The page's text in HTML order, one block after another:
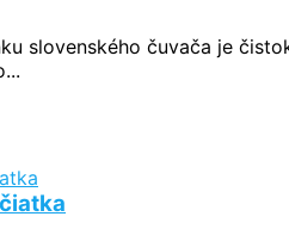
slovenského čuvača je